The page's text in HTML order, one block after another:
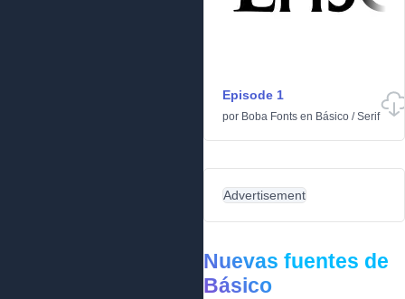
Episode 1
por Boba Fonts en Básico /Serif
Advertisement
Nuevas fuentes de
Básico